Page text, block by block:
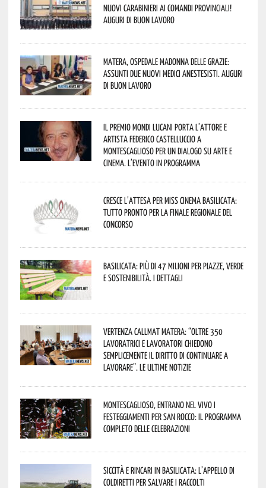
nuovi Carabinieri ai Comandi provinciali!
Auguri di buon lavoro
Matera, Ospedale Madonna delle Grazie:
assunti due nuovi medici anestesisti. Auguri
di buon lavoro
Il Premio Mondi Lucani porta l’attore e
artista Federico Castelluccio a
Montescaglioso per un dialogo su arte e
cinema. L’evento in programma
Cresce l’attesa per Miss Cinema Basilicata:
tutto pronto per la finale regionale del
concorso
Basilicata: più di 47 milioni per piazze, verde
e sostenibilità. I dettagli
Vertenza CallMat Matera: “Oltre 350
lavoratrici e lavoratori chiedono
semplicemente il diritto di continuare a
lavorare”. Le ultime notizie
Montescaglioso, entrano nel vivo i
festeggiamenti per San Rocco: il programma
completo delle celebrazioni
Siccità e rincari in Basilicata: l’appello di
Coldiretti per salvare i raccolti